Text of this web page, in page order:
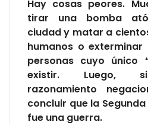
Hay cosas peores.
tirar una bomba
ciudad y matar a
humanos o exterminar
personas cuyo único
existir. Luego,
razonamiento
concluir que la
fue una guerra.